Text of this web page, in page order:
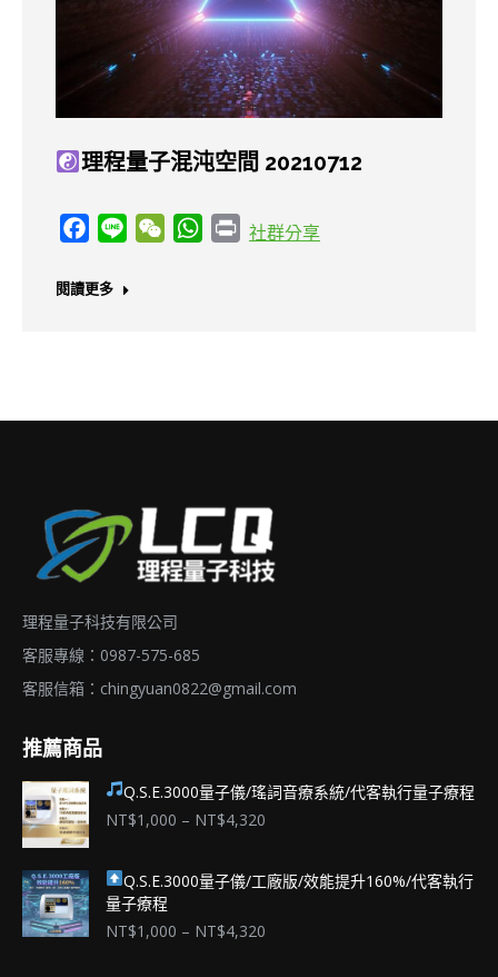
理程量子混沌空間 20210712
Facebook
Line WeChatWhatsApp
Print
社群分享
閱讀更多
理程量子科技有限公司
客服專線：0987-575-685
客服信箱： chingyuan0822@gmail.com
推薦商品
Q.S.E.3000量子儀/瑤詞音療系統/代客執行量子療程
NT$1,000 – NT$4,320
圍：
Q.S.E.3000量子儀/工廠版/效能提升160%/代客執行
量子療程
NT$1,000 – NT$4,320